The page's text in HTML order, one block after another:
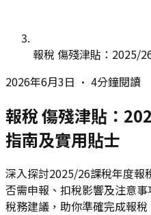
報稅 傷殘津貼：2025/
2026年6月3日 • 4分鐘閱讀
報稅 傷殘津貼：
指南及實用貼士
深入探討2025/26課稅年度報
否需申報、扣稅影響及注意
稅務建議，助你準確完成報稅